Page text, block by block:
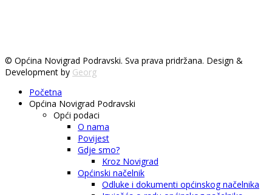
© Općina Novigrad Podravski. Sva prava pridržana. Design &
Development by Georg
Početna
Općina Novigrad Podravski
Opći podaci
O nama
Povijest
Gdje smo?
Kroz Novigrad
Općinski načelnik
Odluke i dokumenti općinskog načelnika